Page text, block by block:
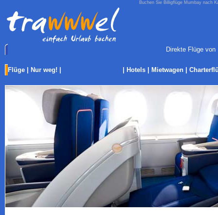
Buchen Sie Billigflüge Mumbay nach
Direkte Flüge
Flüge Nur weg! Hotels Mietwagen